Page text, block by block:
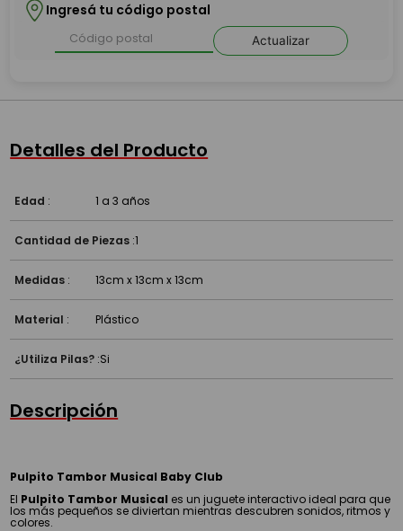
Ingresá tu código postal
Actualizar
Detalles del Producto
Edad : 1 a 3 años
Cantidad de Piezas :1
Medidas : 13cm x 13cm x 13cm
Material : Plástico
¿Utiliza Pilas? :Si
Descripción
Pulpito Tambor Musical Baby Club
El Pulpito Tambor Musical es un juguete interactivo ideal para que
los más pequeños se diviertan mientras descubren sonidos, ritmos y
colores.